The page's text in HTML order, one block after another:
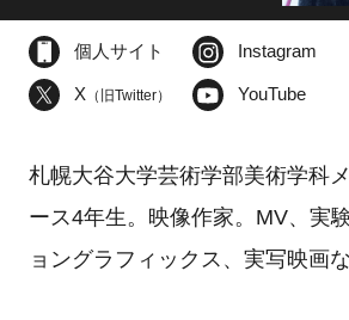
個人サイト Instagram
X（旧Twitter） YouTube
札幌大谷大学芸術学部美術学科
ース4年生。映像作家。MV、実
ョングラフィックス、実写映画